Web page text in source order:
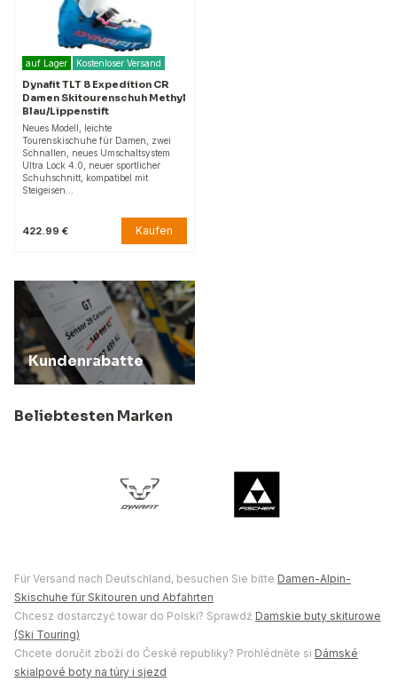
auf Lager Kostenloser Versand
Dynafit TLT 8 Expedition CR
Damen Skitourenschuh Methyl
Blau/Lippenstift
Neues Modell, leichte
Tourenskischuhe für Damen, zwei
Schnallen, neues Umschaltsystem
Ultra Lock 4.0, neuer sportlicher
Schuhschnitt, kompatibel mit
Steigeisen…
422.99 € Kaufen
Kundenrabatte
Beliebtesten Marken
Für Versand nach Deutschland, besuchen Sie bitte Damen-Alpin-
Skischuhe für Skitouren und Abfahrten
Chcesz dostarczyć towar do Polski? Sprawdź Damskie buty skiturowe
(Ski Touring)
Chcete doručit zboží do České republiky? Prohlédněte si Dámské
skialpové boty na túry i sjezd